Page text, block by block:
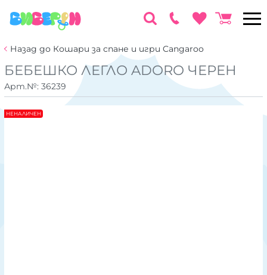
Назад до Кошари за спане и игри Cangaroo
БЕБЕШКО ЛЕГЛО ADORO ЧЕРЕН
Арт.№: 36239
НЕНАЛИЧЕН